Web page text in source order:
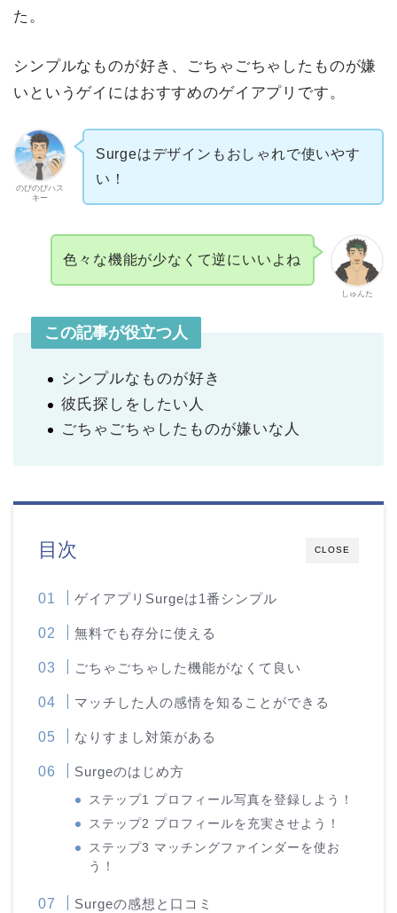
た。
シンプルなものが好き、ごちゃごちゃしたものが嫌
いというゲイにはおすすめのゲイアプリです。
のびのびハス
キー
Surgeはデザインもおしゃれで使いやす
い！
しゅんた
色々な機能が少なくて逆にいいよね
この記事が役立つ人
シンプルなものが好き
彼氏探しをしたい人
ごちゃごちゃしたものが嫌いな人
CLOSE
目次
ゲイアプリSurgeは1番シンプル
無料でも存分に使える
ごちゃごちゃした機能がなくて良い
マッチした人の感情を知ることができる
なりすまし対策がある
Surgeのはじめ方
ステップ1 プロフィール写真を登録しよう！
ステップ2 プロフィールを充実させよう！
ステップ3 マッチングファインダーを使お
う！
Surgeの感想と口コミ